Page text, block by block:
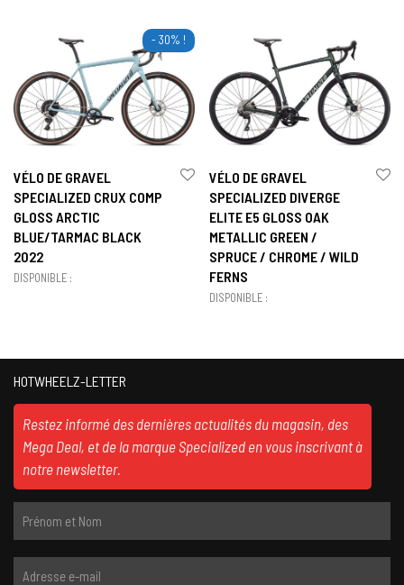
- 30% !
VÉLO DE GRAVEL
SPECIALIZED CRUX COMP
GLOSS ARCTIC
BLUE/TARMAC BLACK
2022
DISPONIBLE :
VÉLO DE GRAVEL
SPECIALIZED DIVERGE
ELITE E5 GLOSS OAK
METALLIC GREEN /
SPRUCE / CHROME / WILD
FERNS
DISPONIBLE :
HOTWHEELZ-LETTER
Restez informé des dernières actualités du magasin, des
Mega Deal, et de la marque Specialized en vous inscrivant à
notre newsletter.